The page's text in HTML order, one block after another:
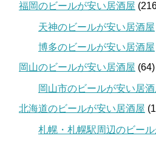
福岡のビールが安い居酒屋
天神のビールが安い居酒屋
博多のビールが安い居酒屋
岡山のビールが安い居酒屋 (64)
岡山市のビールが安い居
北海道のビールが安い居酒屋
札幌・札幌駅周辺のビー